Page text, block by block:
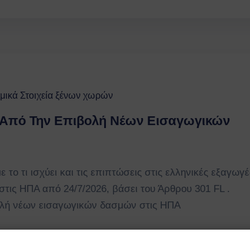
Στοιχεία ξένων χωρών
Από Την Επιβολή Νέων Εισαγωγικών
ισχύει και τις επιπτώσεις στις ελληνικές
ΗΠΑ από 24/7/2026, βάσει του Άρθρου 301 FL .
νέων εισαγωγικών δασμών στις ΗΠΑ